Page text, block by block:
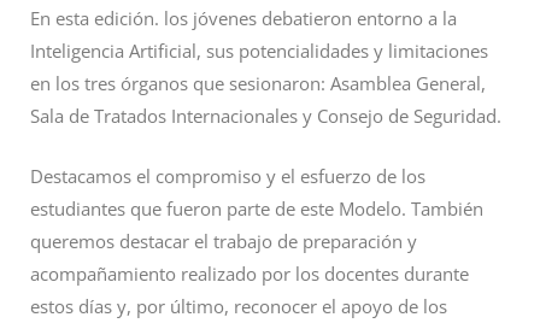
En esta edición. los jóvenes debatieron entorno a la
Inteligencia Artificial, sus potencialidades y limitaciones
en los tres órganos que sesionaron: Asamblea General,
Sala de Tratados Internacionales y Consejo de Seguridad.
Destacamos el compromiso y el esfuerzo de los
estudiantes que fueron parte de este Modelo. También
queremos destacar el trabajo de preparación y
acompañamiento realizado por los docentes durante
estos días y, por último, reconocer el apoyo de los